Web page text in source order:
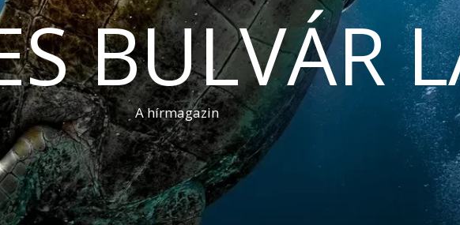
BULVÁR
A hírmagazin